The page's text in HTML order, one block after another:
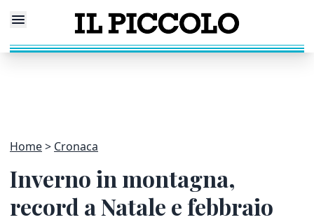
Home Cronaca
Inverno in montagna,
record a Natale e febbraio